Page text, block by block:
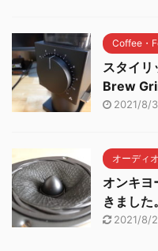
Coffee・
スタイ
Brew
2021/8/
オーディオ
オンキ
きました。
2021/8/